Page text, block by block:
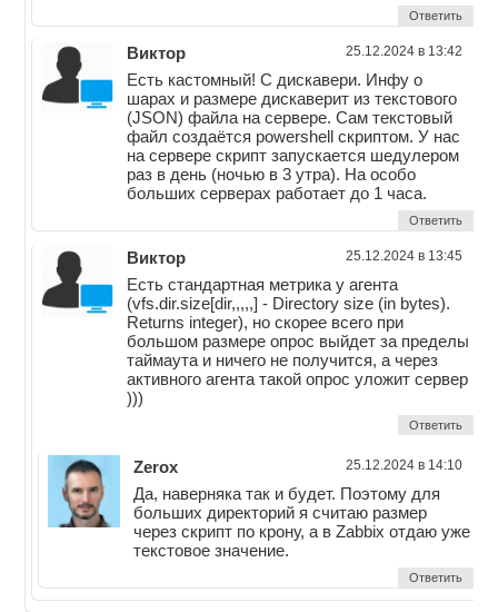
Ответить
Виктор 25.12.2024 в 13:42
Есть кастомный! С дискавери. Инфу о
шарах и размере дискаверит из текстового
(JSON) файла на сервере. Сам текстовый
файл создаётся powershell скриптом. У нас
на сервере скрипт запускается шедулером
раз в день (ночью в 3 утра). На особо
больших серверах работает до 1 часа.
Ответить
Виктор 25.12.2024 в 13:45
Есть стандартная метрика у агента
(vfs.dir.size[dir,,,,,] - Directory size (in bytes).
Returns integer), но скорее всего при
большом размере опрос выйдет за пределы
таймаута и ничего не получится, а через
активного агента такой опрос уложит сервер
)))
Ответить
Zerox 25.12.2024 в 14:10
Да, наверняка так и будет. Поэтому для
больших директорий я считаю размер
через скрипт по крону, а в Zabbix отдаю уже
текстовое значение.
Ответить